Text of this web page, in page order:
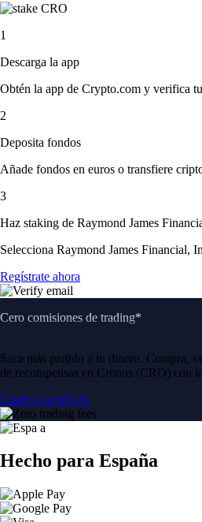
1
Descarga la app
Obtén la app de Crypto.com y verifica
2
Deposita fondos
Añade fondos en euros o transfiere
3
Haz staking de Raymond James
Selecciona Raymond James Financial,
Regístrate ahora
Cero comisiones de trading*
Saca más partido a tu dinero. Compra,
de recompensas en Cronos (CRO) con
Únete a Level Up
Hecho para España